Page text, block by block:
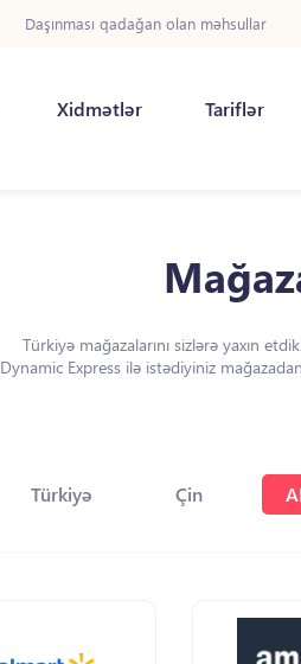
Daşınması qadağan olan məhsullar
Xidmətlər Tariflər
Türkiyə mağazalarını sizlərə yaxın
Dynamic Express ilə istədiyiniz
Türkiyə Çin